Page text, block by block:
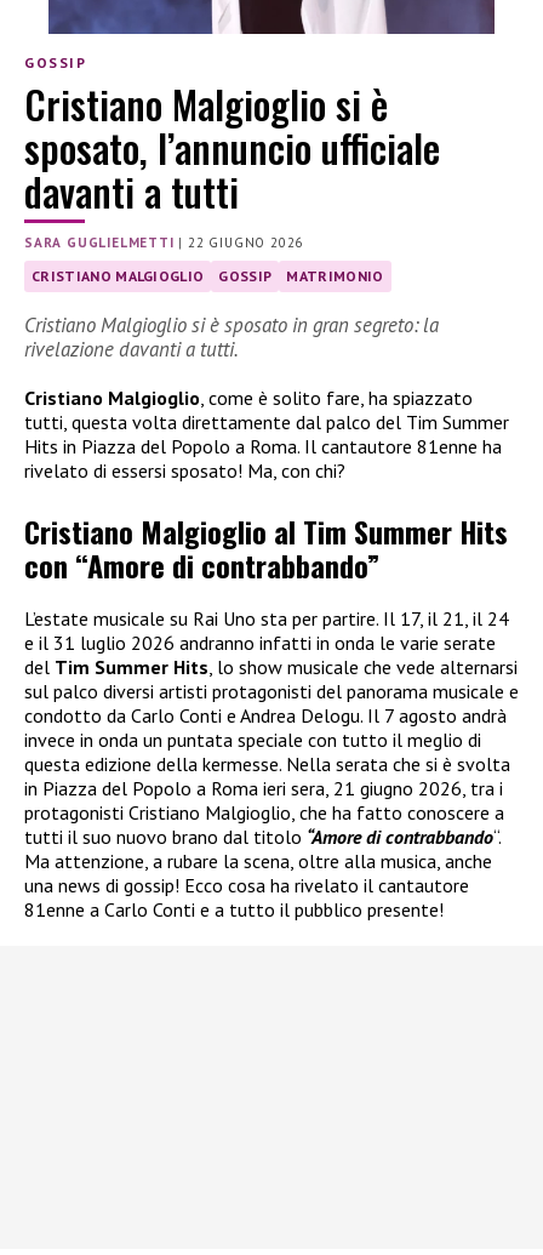
GOSSIP
Cristiano Malgioglio si è
sposato, l’annuncio ufficiale
davanti a tutti
SARA GUGLIELMETTI |22 GIUGNO 2026
CRISTIANO MALGIOGLIO GOSSIP MATRIMONIO
Cristiano Malgioglio si è sposato in gran segreto: la
rivelazione davanti a tutti.
Cristiano Malgioglio , come è solito fare, ha spiazzato
tutti, questa volta direttamente dal palco del Tim Summer
Hits in Piazza del Popolo a Roma. Il cantautore 81enne ha
rivelato di essersi sposato! Ma, con chi?
Cristiano Malgioglio al Tim Summer Hits
con “Amore di contrabbando”
L’estate musicale su Rai Uno sta per partire. Il 17, il 21, il 24
e il 31 luglio 2026 andranno infatti in onda le varie serate
del Tim Summer Hits, lo show musicale che vede alternarsi
sul palco diversi artisti protagonisti del panorama musicale e
condotto da Carlo Conti e Andrea Delogu. Il 7 agosto andrà
invece in onda un puntata speciale con tutto il meglio di
questa edizione della kermesse. Nella serata che si è svolta
in Piazza del Popolo a Roma ieri sera, 21 giugno 2026, tra i
protagonisti Cristiano Malgioglio, che ha fatto conoscere a
tutti il suo nuovo brano dal titolo “Amore di contrabbando“.
Ma attenzione, a rubare la scena, oltre alla musica, anche
una news di gossip! Ecco cosa ha rivelato il cantautore
81enne a Carlo Conti e a tutto il pubblico presente!